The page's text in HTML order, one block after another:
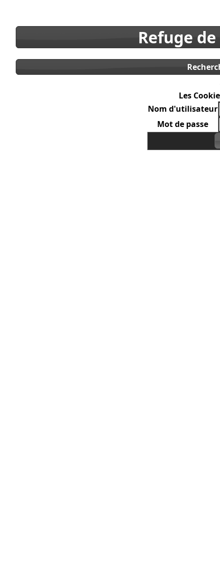
Refuge
Les
Nom d'utilisateur
Mot de passe